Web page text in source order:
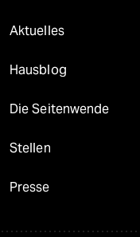
Aktuelles
Hausblog
Die Seitenwende
Stellen
Presse